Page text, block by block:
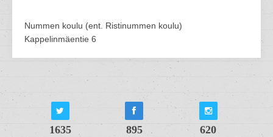
Nummen koulu (ent. Ristinummen koulu)
Kappelinmäentie 6
1635 895 620